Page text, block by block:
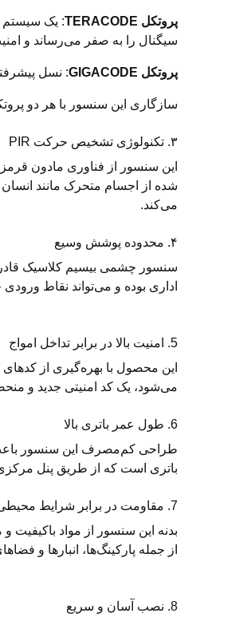
پروتکل TERACODE
: یک سیستم
سیگنال را به صفر می‌رساند و
پروتکل GIGACODE : نسل
سازگاری این سنسور با هر دو
۳. تکنولوژی تشخیص حرکت PIR
شده از اجسام متحرک مانند
می‌کند.
۴. محدوده پوشش وسیع
سنسور چشمی بیسیم کلاسیک
اداری بوده و می‌تواند نقاط
5. امنیت بالا در برابر تداخل امواج
این محصول با بهره‌گیری از
می‌شود، یک کد امنیتی جدید و
6. طول عمر باتری بالا
طراحی کم‌مصرف این سنسور
باتری است که از طریق پنل
7. مقاومت در برابر شرایط محیطی
بدنه این سنسور از مواد
از جمله پارکینگ‌ها، انبارها و
8. نصب آسان و سریع